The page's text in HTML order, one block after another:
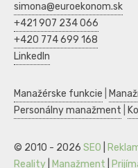
simona@euroekonom.sk
+421 907 234 066
+420 774 699 168
LinkedIn
Manažérske funkcie
Personálny manažment
© 2010 - 2026 SEO
Reality
Manažment